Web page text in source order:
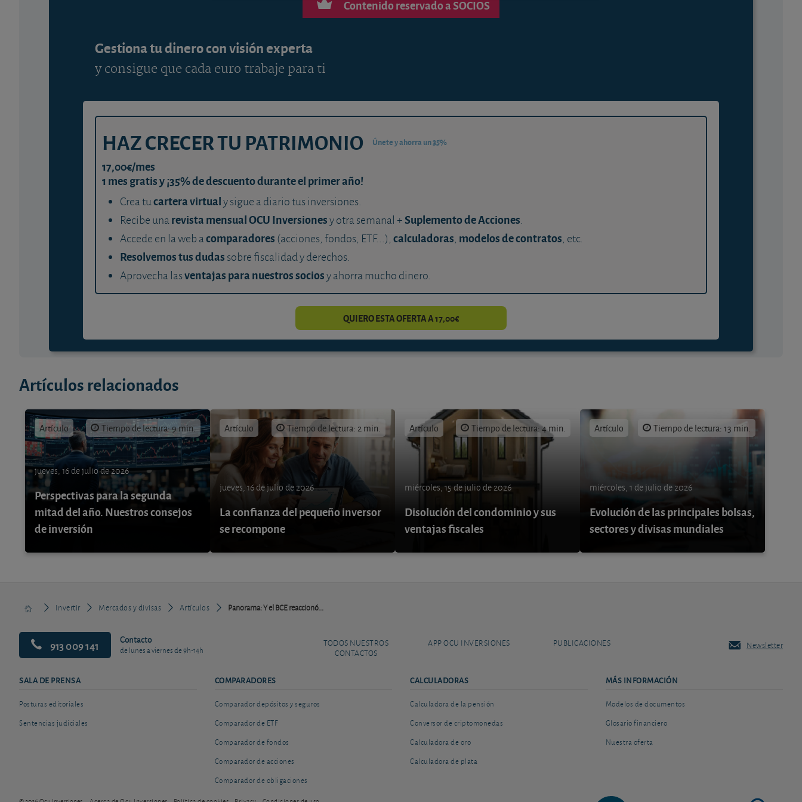
Contenido reservado a SOCIOS
Gestiona tu dinero con visión experta
y consigue que cada euro trabaje para ti
HAZ CRECER TU PATRIMONIO Únete y ahorra un 35%
17,00€/mes
1 mes gratis y ¡35% de descuento durante el primer año!
Crea tucartera virtualy sigue a diario tus inversiones.
Recibe unarevista mensual OCU Inversionesy otra semanal +Suplemento de Acciones.
Accede en la web acomparadores (acciones, fondos, ETF...), calculadoras, modelos de contratos, etc.
Resolvemos tus dudas sobre fiscalidad y derechos.
Aprovecha lasventajas para nuestros sociosy ahorra mucho dinero.
QUIERO ESTA OFERTA A 17,00€
Artículos relacionados
Artículo Tiempo de lectura: 9 min.
jueves, 16 de julio de 2026
Perspectivas para la segunda
mitad del año. Nuestros consejos
de inversión
Artículo Tiempo de lectura: 2 min.
jueves, 16 de julio de 2026
La confianza del pequeño inversor
se recompone
Artículo Tiempo de lectura: 4 min.
miércoles, 15 de julio de 2026
Disolución del condominio y sus
ventajas fiscales
Artículo Tiempo de lectura: 13 min.
miércoles, 1 de julio de 2026
Evolución de las principales bolsas,
sectores y divisas mundiales
Invertir Mercados y divisas Artículos Panorama: Y el BCE reaccionó...
913 009 141 Contacto
de lunes a viernes de 9h-14h
TODOS NUESTROS
CONTACTOS
APP OCU INVERSIONES PUBLICACIONES Newsletter
SALA DE PRENSA
Posturas editoriales
Sentencias judiciales
COMPARADORES
Comparador depósitos y seguros
Comparador de ETF
Comparador de fondos
Comparador de acciones
Comparador de obligaciones
CALCULADORAS
Calculadora de la pensión
Conversor de criptomonedas
Calculadora de oro
Calculadora de plata
MÁS INFORMACIÓN
Modelos de documentos
Glosario financiero
Nuestra oferta